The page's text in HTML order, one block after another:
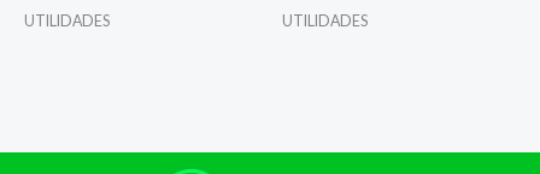
UTILIDADES UTILIDADES